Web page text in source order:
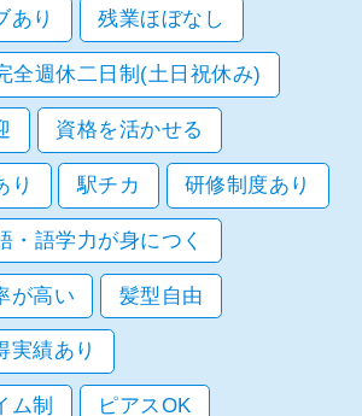
あり 残業ほぼなし
全週休二日制(土日祝休み)
資格を活かせる
り 駅チカ 研修制度あり
・語学力が身につく
が高い 髪型自由
実績あり
ム制 ピアスOK